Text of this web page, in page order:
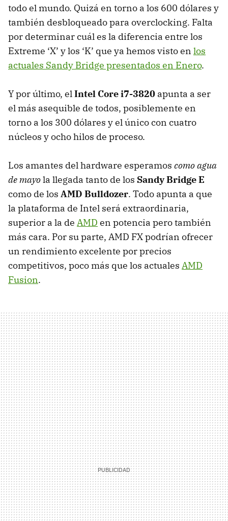
todo el mundo. Quizá en torno a los 600 dólares y
también desbloqueado para overclocking. Falta
por determinar cuál es la diferencia entre los
Extreme ‘X’ y los ‘K’ que ya hemos visto en los
actuales Sandy Bridge presentados en Enero.
Y por último, elIntel Core i7-3820 apunta a ser
el más asequible de todos, posiblemente en
torno a los 300 dólares y el único con cuatro
núcleos y ocho hilos de proceso.
Los amantes del hardware esperamos como agua
de mayola llegada tanto de los Sandy Bridge E
como de los AMD Bulldozer. Todo apunta a que
la plataforma de Intel será extraordinaria,
superior a la de AMD en potencia pero también
más cara. Por su parte, AMD FX podrían ofrecer
un rendimiento excelente por precios
competitivos, poco más que los actuales AMD
Fusion.